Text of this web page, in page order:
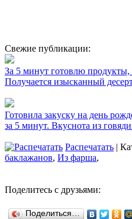
Свежие публикации:
За 5 минут готовлю
Получается изысканный
Готовила закуску на день
за 5 минут. Вкуснота из
Распечатать |
баклажанов, Из фарша,
Поделитесь с друзьями:
Поделиться…